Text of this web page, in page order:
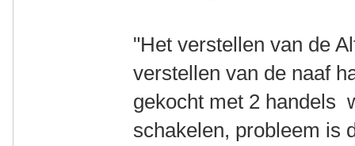
"Het verstellen van de
verstellen van de naaf
gekocht met 2 handels
schakelen, probleem is